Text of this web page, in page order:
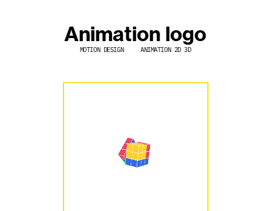
Animation logo
MOTION DESIGN     ANIMATION 2D 3D